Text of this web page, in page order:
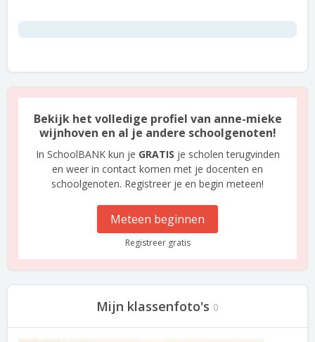
Bekijk het volledige profiel van anne-mieke
wijnhoven en al je andere schoolgenoten!
In SchoolBANK kun je GRATIS je scholen terugvinden
en weer in contact komen met je docenten en
schoolgenoten. Registreer je en begin meteen!
Meteen beginnen
Registreer gratis
Mijn klassenfoto's 0